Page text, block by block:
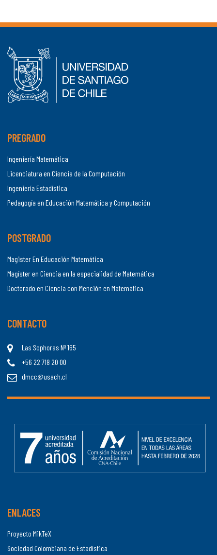
PREGRADO
Ingeniería Matemática
Licenciatura en Ciencia de la Computación
Ingeniería Estadística
Pedagogía en Educación Matemática y Computación
POSTGRADO
Magister En Educación Matemática
Magíster en Ciencia en la especialidad de Matemática
Doctorado en Ciencia con Mención en Matemática
CONTACTO
Las Sophoras Nº 165
+56 22 718 20 00
dmcc@usach.cl
ENLACES
Proyecto MikTeX
Sociedad Colombiana de Estadística